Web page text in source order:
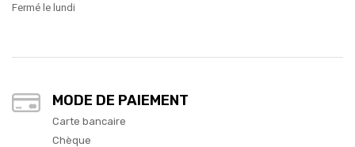
Fermé le lundi
MODE DE PAIEMENT
Carte bancaire
Chèque